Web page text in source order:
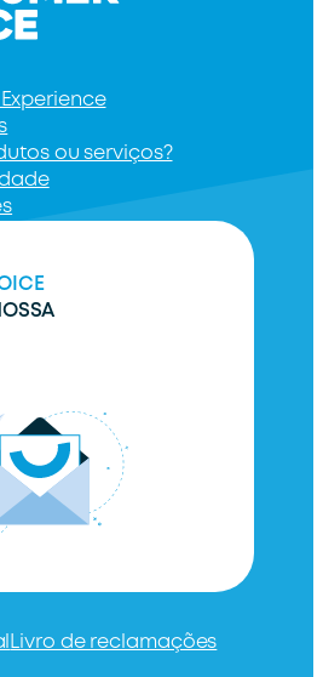
ou serviços?
Livro de reclamações